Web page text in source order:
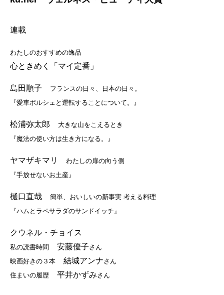
連載
わたしのおすすめの逸品
心ときめく「マイ定番」
島田順子
フランスの日々、日本の日々。
『愛車ポルシェと運転することについて。』
松浦弥太郎
大きな山をこえるとき
『魔法の使い方は生き方になる。』
ヤマザキマリ
わたしの扉の向う側
『手放せないお土産』
樋口直哉 簡単、おいしいの新事実 考える料理
『ハムとラペサラダのサンドイッチ』
クウネル・チョイス
私の読書時間 安藤優子さん
映画好きの３本 結城アンナさん
住まいの履歴 平井かずみさん